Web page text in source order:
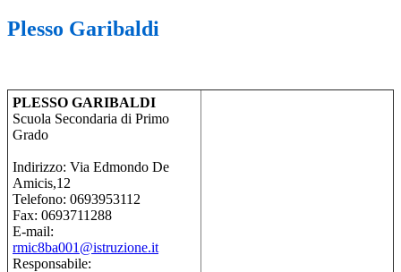
Plesso Garibaldi
PLESSO GARIBALDI
Scuola Secondaria di Primo
Grado
Indirizzo: Via Edmondo De
Amicis,12
Telefono: 0693953112
Fax: 0693711288
E-mail:
rmic8ba001@istruzione.it
Responsabile: